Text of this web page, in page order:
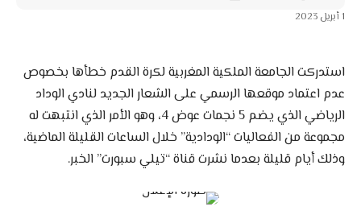
استدركت الجامعة الملكية المغربية لكرة القدم خطأها بخصوص
عدم اعتماد موقعها الرسمي على الشعار الجديد لنادي الوداد
الرياضي الذي يضم 5 نجمات عوض 4، وهو الأمر الذي انتبهت له
مجموعة من الفعاليات “الودادية” خلال الساعات القليلة الماضية،
وذلك أيام قليلة بعدما نشرت قناة “تيلي سبورت” الخبر.